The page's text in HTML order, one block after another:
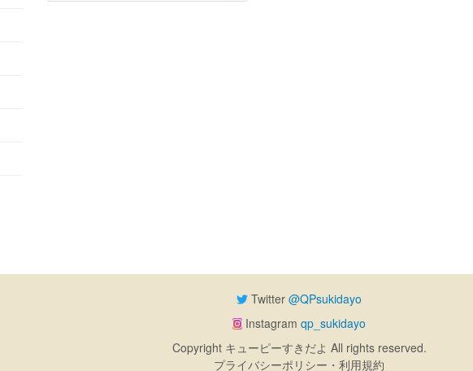
Twitter @QPsukidayo
Instagramqp_sukidayo
Copyright キューピーすきだよ All rights reserved.
プライバシーポリシー・利用規約